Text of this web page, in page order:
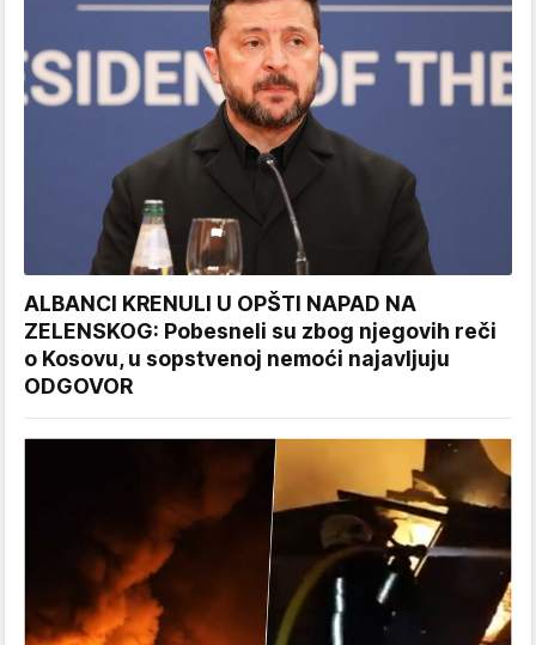
ALBANCI KRENULI U OPŠTI NAPAD NA
ZELENSKOG: Pobesneli su zbog njegovih reči
o Kosovu, u sopstvenoj nemoći najavljuju
ODGOVOR